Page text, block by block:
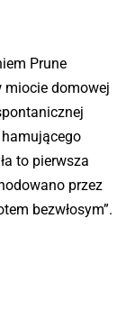
Prune
miocie domowej
to pierwsza
przez
bezwłosym”.